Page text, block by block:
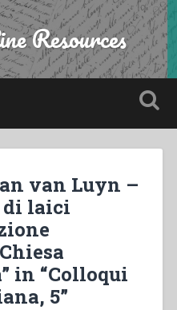
Resources
van Luyn –
di laici
in “Colloqui
5”